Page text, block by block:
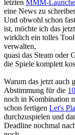
letzten MMM-
eine News zu
Und obwohl schon
ist, möchte ich das
wirklich ein tolles
verwalten,
quasi das Steam oder
die Spiele komplett
Warum das jetzt auch
Abstimmung für die
noch in Kombination
schon fertigen Let's
durchzuspielen und
Deadline nochmal